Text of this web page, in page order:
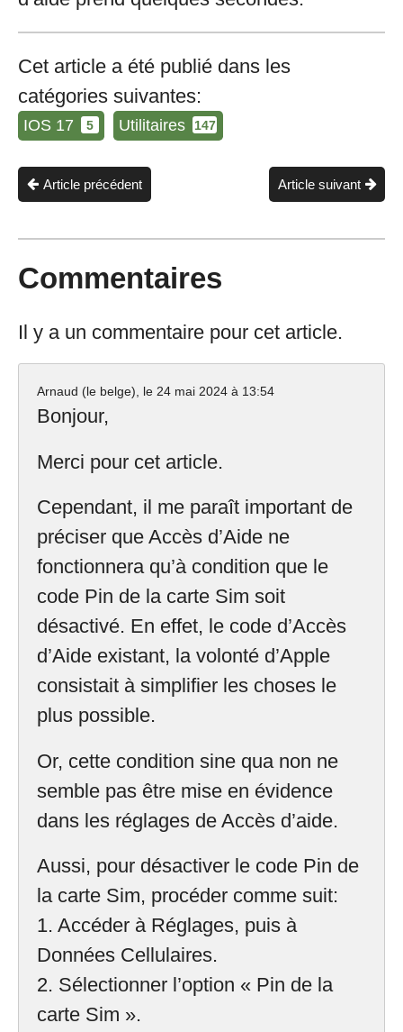
Cet article a été publié dans les
catégories suivantes:
IOS 17 5 Utilitaires 147
Article suivant
Article précédent
Commentaires
Il y a un commentaire pour cet article.
Arnaud (le belge), le 24 mai 2024 à 13:54
Bonjour,
Merci pour cet article.
Cependant, il me paraît important de
préciser que Accès d’Aide ne
fonctionnera qu’à condition que le
code Pin de la carte Sim soit
désactivé. En effet, le code d’Accès
d’Aide existant, la volonté d’Apple
consistait à simplifier les choses le
plus possible.
Or, cette condition sine qua non ne
semble pas être mise en évidence
dans les réglages de Accès d’aide.
Aussi, pour désactiver le code Pin de
la carte Sim, procéder comme suit:
1. Accéder à Réglages, puis à
Données Cellulaires.
2. Sélectionner l’option « Pin de la
carte Sim ».